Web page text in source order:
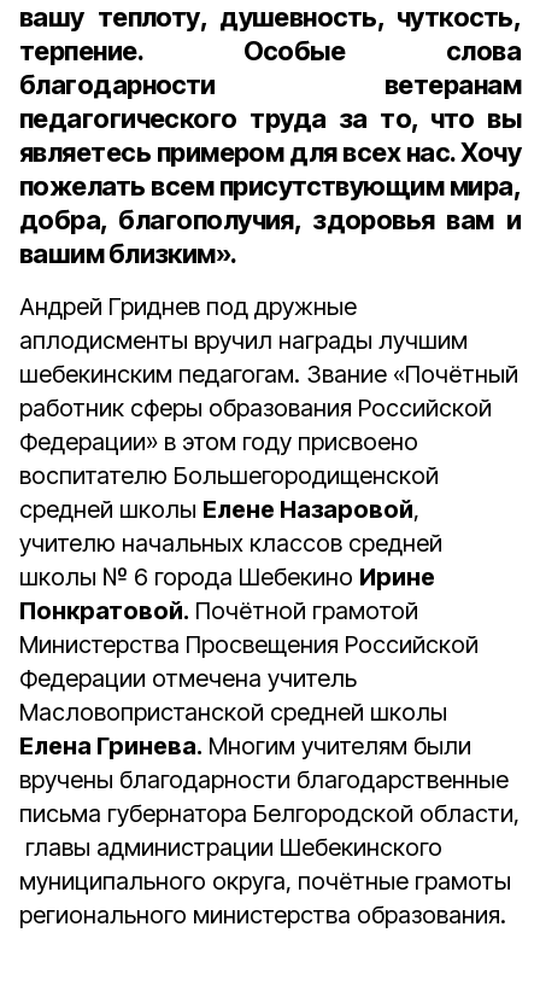
вашу теплоту, душевность, чуткость,
терпение. Особые слова
благодарности ветеранам
педагогического труда за то, что вы
являетесь примером для всех нас. Хочу
пожелать всем присутствующим мира,
добра, благополучия, здоровья вам и
вашим близким».
Андрей Гриднев под дружные
аплодисменты вручил награды лучшим
шебекинским педагогам. Звание «Почётный
работник сферы образования Российской
Федерации» в этом году присвоено
воспитателю Большегородищенской
средней школы Елене Назаровой,
учителю начальных классов средней
школы № 6 города Шебекино Ирине
Понкратовой. Почётной грамотой
Министерства Просвещения Российской
Федерации отмечена учитель
Масловопристанской средней школы
Елена Гринева. Многим учителям были
вручены благодарности благодарственные
письма губернатора Белгородской области,
главы администрации Шебекинского
муниципального округа, почётные грамоты
регионального министерства образования.